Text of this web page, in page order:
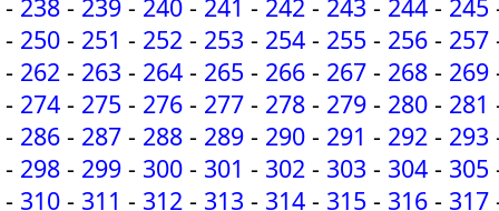
- 238 - 239 - 240 - 241 - 242 - 243 - 244 - 245
- 250 - 251 - 252 - 253 - 254 - 255 - 256 - 257
- 262 - 263 - 264 - 265 - 266 - 267 - 268 - 269
- 274 - 275 - 276 - 277 - 278 - 279 - 280 - 281
- 286 - 287 - 288 - 289 - 290 - 291 - 292 - 293
- 298 - 299 - 300 - 301 - 302 - 303 - 304 - 305
- 310 - 311 - 312 - 313 - 314 - 315 - 316 - 317